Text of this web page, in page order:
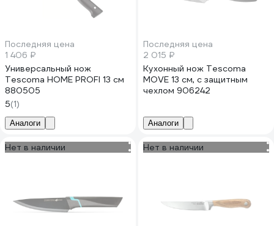
Последняя цена
1 406 ₽
Универсальный нож
Tescoma HOME PROFI 13 см
880505
5(1)
Аналоги
Последняя цена
2 015 ₽
Кухонный нож Tescoma
MOVE 13 см, с защитным
чехлом 906242
Аналоги
Нет в наличии Нет в наличии